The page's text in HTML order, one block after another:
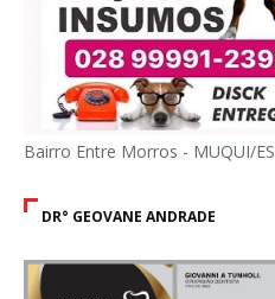
Bairro Entre Morros - MUQUI/ES
DR° GEOVANE ANDRADE